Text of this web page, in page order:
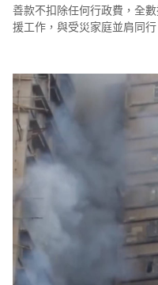
善款不扣除任何行政費，全
援工作，與受災家庭並肩同行